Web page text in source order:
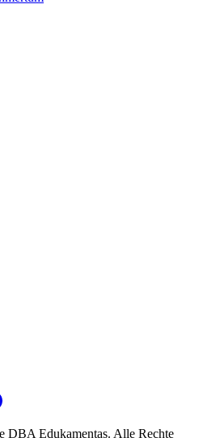
DBA Edukamentas. Alle Rechte